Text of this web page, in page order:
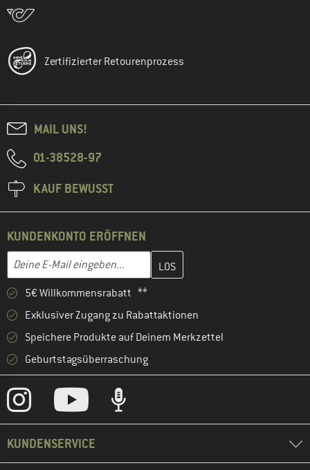
Zertifizierter Retourenprozess
MAIL UNS!
01-38528-97
KAUF BEWUSST
KUNDENKONTO ERÖFFNEN
E-Mail-Adresse
Gib hier deine E-Mail-Adresse ein und erstelle im nächsten
5€ Willkommensrabatt **
Exklusiver Zugang zu Rabattaktionen
Speichere Produkte auf Deinem Merkzettel
Geburtstagsüberraschung
KUNDENSERVICE